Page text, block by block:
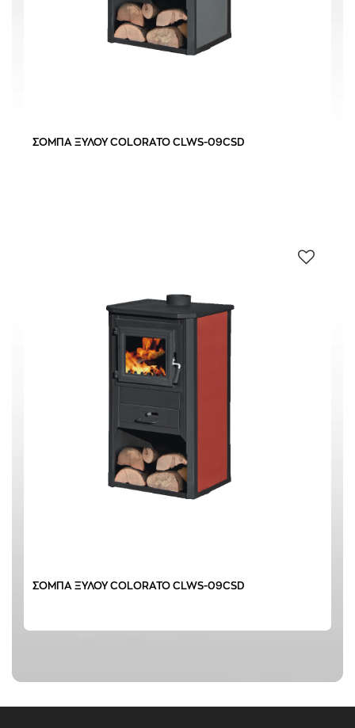
ΣΟΜΠΑ ΞΥΛΟΥ COLORATO CLWS-09CSD
ΣΟΜΠΑ ΞΥΛΟΥ COLORATO CLWS-09CSD